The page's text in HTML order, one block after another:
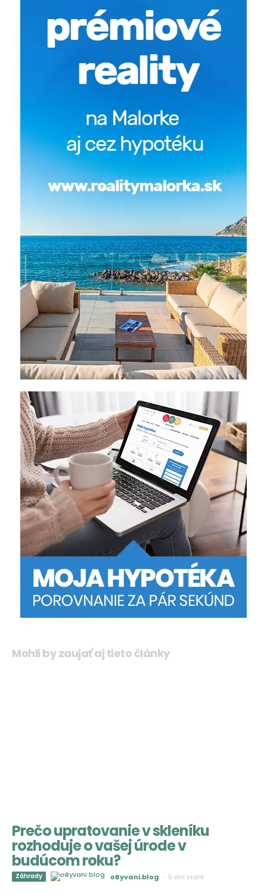
Mohli by zaujať aj tieto články
Prečo upratovanie v skleníku
rozhoduje o vašej úrode v
budúcom roku?
Záhrady oByvani.blog - 5 dní staré